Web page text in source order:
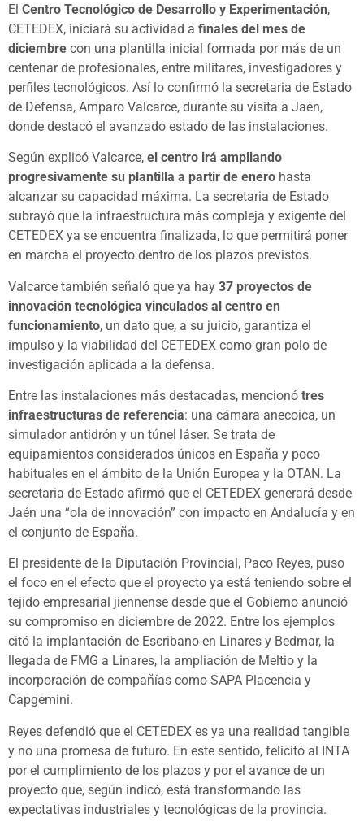
El Centro Tecnológico de Desarrollo y Experimentación,
CETEDEX, iniciará su actividad a finales del mes de
diciembre con una plantilla inicial formada por más de un
centenar de profesionales, entre militares, investigadores y
perfiles tecnológicos. Así lo confirmó la secretaria de Estado
de Defensa, Amparo Valcarce, durante su visita a Jaén,
donde destacó el avanzado estado de las instalaciones.
Según explicó Valcarce, el centro irá ampliando
progresivamente su plantilla a partir de enero hasta
alcanzar su capacidad máxima. La secretaria de Estado
subrayó que la infraestructura más compleja y exigente del
CETEDEX ya se encuentra finalizada, lo que permitirá poner
en marcha el proyecto dentro de los plazos previstos.
Valcarce también señaló que ya hay 37 proyectos de
innovación tecnológica vinculados al centro en
funcionamiento, un dato que, a su juicio, garantiza el
impulso y la viabilidad del CETEDEX como gran polo de
investigación aplicada a la defensa.
Entre las instalaciones más destacadas, mencionó tres
infraestructuras de referencia: una cámara anecoica, un
simulador antidrón y un túnel láser. Se trata de
equipamientos considerados únicos en España y poco
habituales en el ámbito de la Unión Europea y la OTAN. La
secretaria de Estado afirmó que el CETEDEX generará desde
Jaén una “ola de innovación” con impacto en Andalucía y en
el conjunto de España.
El presidente de la Diputación Provincial, Paco Reyes, puso
el foco en el efecto que el proyecto ya está teniendo sobre el
tejido empresarial jiennense desde que el Gobierno anunció
su compromiso en diciembre de 2022. Entre los ejemplos
citó la implantación de Escribano en Linares y Bedmar, la
llegada de FMG a Linares, la ampliación de Meltio y la
incorporación de compañías como SAPA Placencia y
Capgemini.
Reyes defendió que el CETEDEX es ya una realidad tangible
y no una promesa de futuro. En este sentido, felicitó al INTA
por el cumplimiento de los plazos y por el avance de un
proyecto que, según indicó, está transformando las
expectativas industriales y tecnológicas de la provincia.